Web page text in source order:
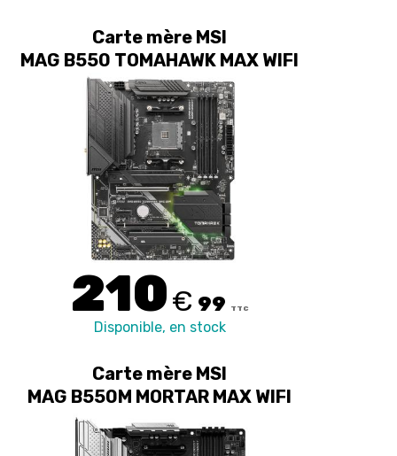
Carte mère MSI
MAG B550 TOMAHAWK MAX WIFI
210€ 99 TTC
Disponible, en stock
Carte mère MSI
MAG B550M MORTAR MAX WIFI